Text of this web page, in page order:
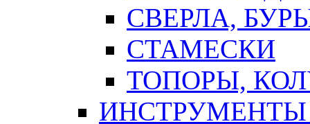
СВЕРЛА,
СТАМЕСКИ
ТОПОРЫ,
ИНСТРУМЕНТЫ